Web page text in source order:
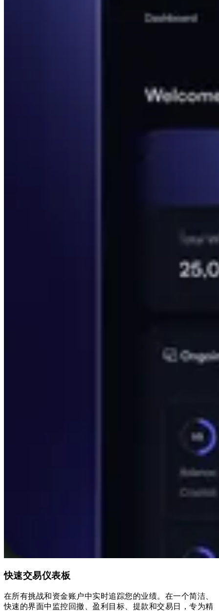
快速交易仪表板
在所有挑战和资金账户中实时追踪您的业绩。在一个简洁、
快速的界面中监控回撤、盈利目标、提款和交易日，专为精